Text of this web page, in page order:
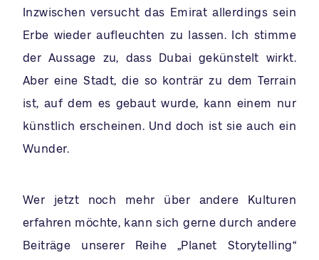
Inzwischen versucht das Emirat allerdings sein
Erbe wieder aufleuchten zu lassen. Ich stimme
der Aussage zu, dass Dubai gekünstelt wirkt.
Aber eine Stadt, die so konträr zu dem Terrain
ist, auf dem es gebaut wurde, kann einem nur
künstlich erscheinen. Und doch ist sie auch ein
Wunder.
Wer jetzt noch mehr über andere Kulturen
erfahren möchte, kann sich gerne durch andere
Beiträge unserer Reihe „Planet Storytelling“